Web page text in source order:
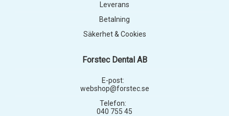
Forstec Dental AB
E-post:
webshop@forstec.se
Telefon:
040 755 45
Leverans
Betalning
Säkerhet & Cookies